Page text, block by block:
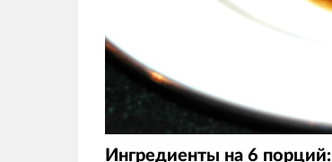
Ингредиенты на 6 порций: